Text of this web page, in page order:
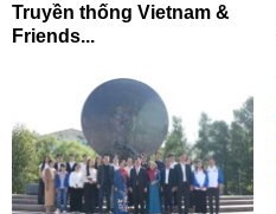
Truyền thống Vietnam &
Friends...